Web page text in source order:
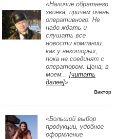
«Наличие обратнего
звонка, причем очень
оперативного. Не
надо ждать и
слушать все
новости компании,
как у некоторых,
пока не соединят с
оператором. Цена, в
моем... [читать
далее]»
Виктор
«Большой выбор
продукции, удобное
оформление